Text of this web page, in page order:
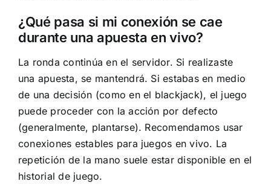
¿Qué pasa si mi conexión se cae
durante una apuesta en vivo?
La ronda continúa en el servidor. Si realizaste
una apuesta, se mantendrá. Si estabas en medio
de una decisión (como en el blackjack), el juego
puede proceder con la acción por defecto
(generalmente, plantarse). Recomendamos usar
conexiones estables para juegos en vivo. La
repetición de la mano suele estar disponible en el
historial de juego.